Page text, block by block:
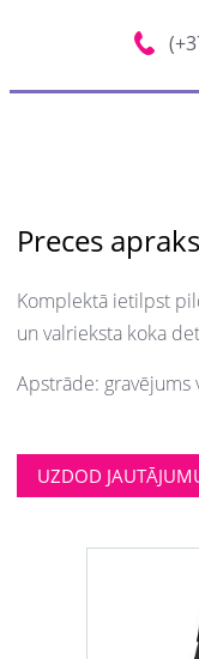
Preces
Komplektā ietilpst
un valrieksta koka
Apstrāde: gravējums
UZDOD